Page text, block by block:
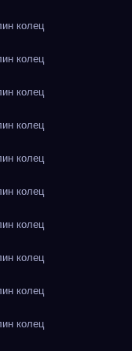
колец
колец
колец
колец
колец
колец
колец
колец
колец
колец